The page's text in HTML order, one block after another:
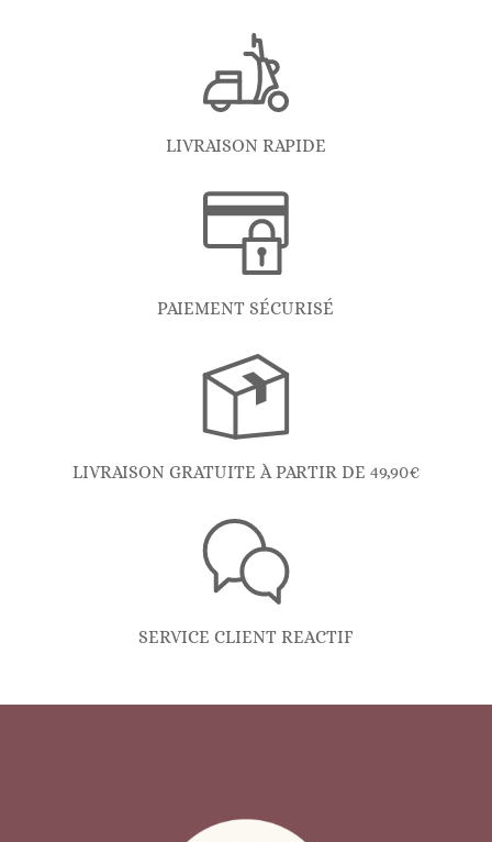
LIVRAISON RAPIDE
PAIEMENT SÉCURISÉ
LIVRAISON GRATUITE À PARTIR DE 49,90€
SERVICE CLIENT REACTIF